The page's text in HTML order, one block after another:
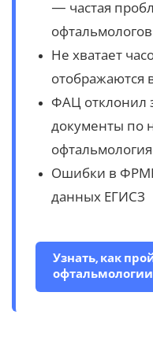
— частая
офтальмологов
Не хватает
отображаются
ФАЦ отклонил
документы по
офтальмология
Ошибки в
данных ЕГИСЗ
Узнать, как